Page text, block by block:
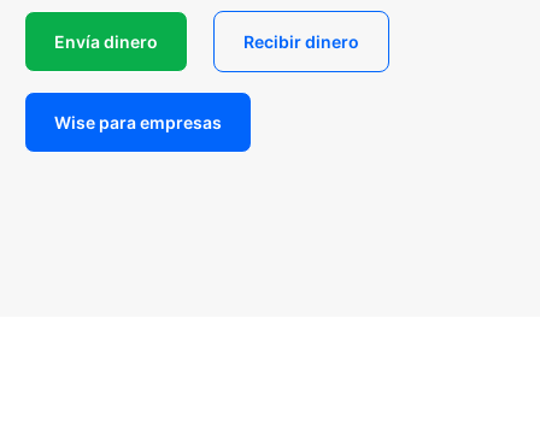
Envía dinero Recibir dinero
Wise para empresas